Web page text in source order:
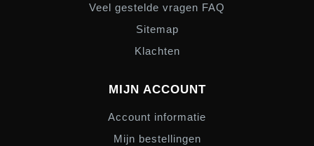
Veel gestelde vragen FAQ
Sitemap
Klachten
MIJN ACCOUNT
Account informatie
Mijn bestellingen